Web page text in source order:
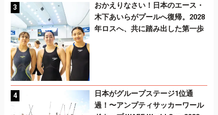
おかえりなさい！日本のエース・
木下あいらがプールへ復帰。2028
年ロスへ、共に踏み出した第一歩
日本がグループステージ1位通
過！〜アンプティサッカーワール